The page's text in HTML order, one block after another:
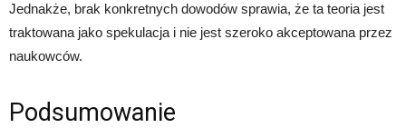
Jednakże, brak konkretnych dowodów sprawia, że ta teoria jest
traktowana jako spekulacja i nie jest szeroko akceptowana przez
naukowców.
Podsumowanie